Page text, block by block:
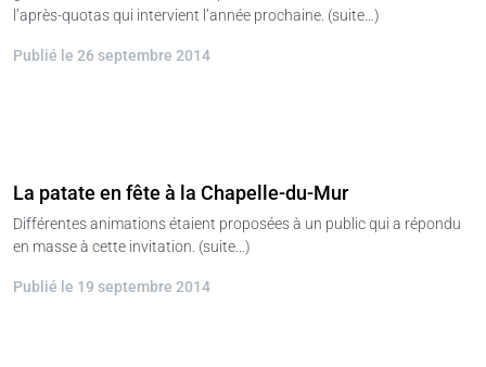
l’après-quotas qui intervient l’année prochaine. (suite…)
Publié le 26 septembre 2014
La patate en fête à la Chapelle-du-Mur
Différentes animations étaient proposées à un public qui a répondu
en masse à cette invitation. (suite…)
Publié le 19 septembre 2014